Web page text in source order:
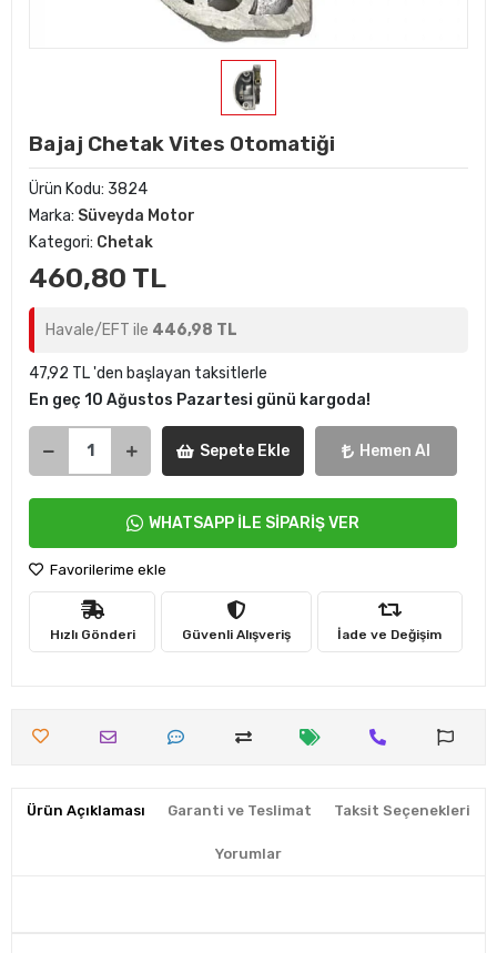
Bajaj Chetak Vites Otomatiği
Ürün Kodu: 3824
Marka: Süveyda Motor
Kategori: Chetak
460,80 TL
Havale/EFT ile 446,98 TL
47,92 TL 'den başlayan taksitlerle
En geç 10 Ağustos Pazartesi günü kargoda!
Sepete Ekle Hemen Al
WHATSAPP İLE SİPARİŞ VER
Favorilerime ekle
Hızlı Gönderi Güvenli Alışveriş İade ve Değişim
Ürün Açıklaması Garanti ve Teslimat Taksit Seçenekleri
Yorumlar